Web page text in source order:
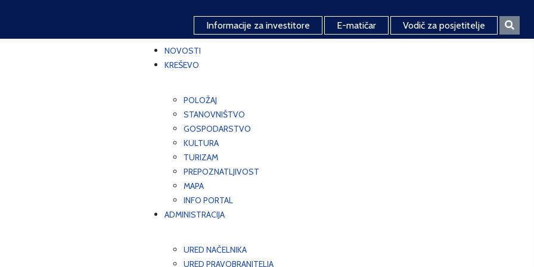
Informacije za investitore E-matičar Vodič za posjetitelje
NOVOSTI
KREŠEVO
POLOŽAJ
STANOVNIŠTVO
GOSPODARSTVO
KULTURA
TURIZAM
PREPOZNATLJIVOST
MAPA
INFO PORTAL
ADMINISTRACIJA
URED NAČELNIKA
URED PRAVOBRANITELJA